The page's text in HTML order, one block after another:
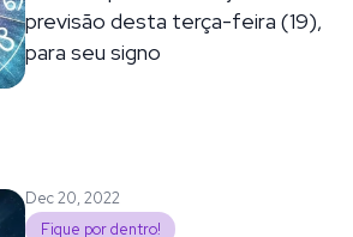
previsão desta terça-feira (19),
para seu signo
Dec 20, 2022
Fique por dentro!